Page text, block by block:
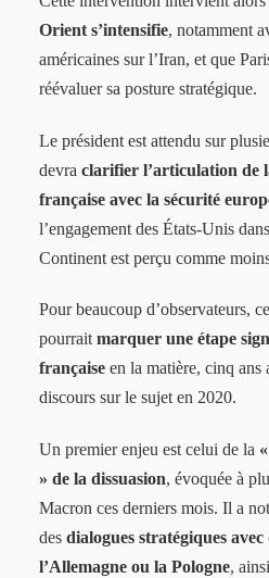
Orient s’intensifie, notamment
américaines sur l’Iran, et que
réévaluer sa posture stratégique.
Le président est attendu sur
devra clarifier l’articulation de
française avec la sécurité
l’engagement des États-Unis
Continent est perçu comme
Pour beaucoup d’observateurs,
pourraitmarquer une étape
françaiseen la matière, cinq ans
discours sur le sujet en 2020.
Un premier enjeu est celui de la
» de la dissuasion, évoquée à
Macron ces derniers mois. Il a
des dialogues stratégiques
l’Allemagne ou la Pologne,